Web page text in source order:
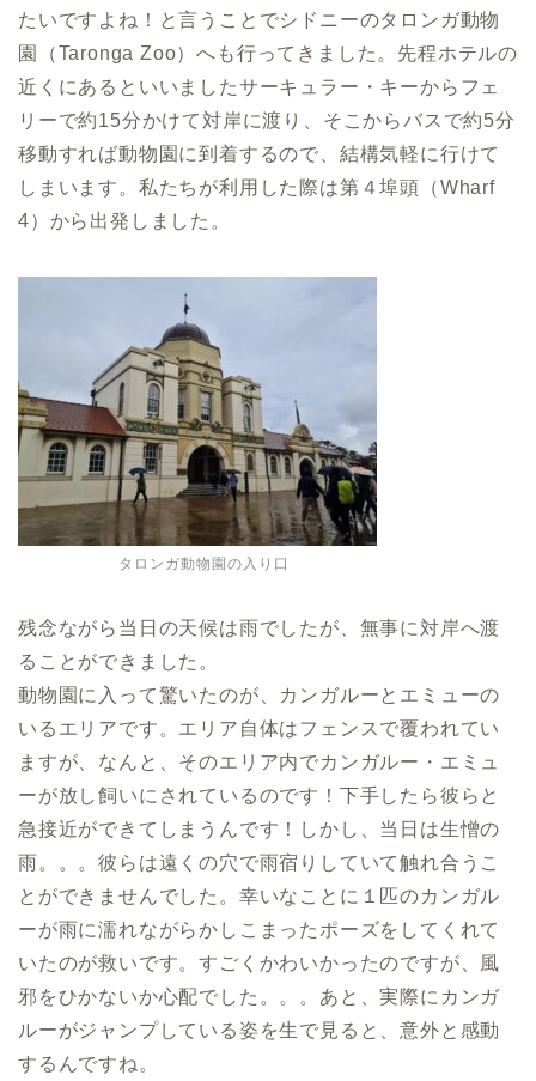
たいですよね！と言うことでシドニーのタロンガ動物
園（Taronga Zoo）へも行ってきました。先程ホテルの
近くにあるといいましたサーキュラー・キーからフェ
リーで約15分かけて対岸に渡り、そこからバスで約5分
移動すれば動物園に到着するので、結構気軽に行けて
しまいます。私たちが利用した際は第４埠頭（Wharf
4）から出発しました。
タロンガ動物園の入り口
残念ながら当日の天候は雨でしたが、無事に対岸へ渡
ることができました。
動物園に入って驚いたのが、カンガルーとエミューの
いるエリアです。エリア自体はフェンスで覆われてい
ますが、なんと、そのエリア内でカンガルー・エミュ
ーが放し飼いにされているのです！下手したら彼らと
急接近ができてしまうんです！しかし、当日は生憎の
雨。。。彼らは遠くの穴で雨宿りしていて触れ合うこ
とができませんでした。幸いなことに１匹のカンガル
ーが雨に濡れながらかしこまったポーズをしてくれて
いたのが救いです。すごくかわいかったのですが、風
邪をひかないか心配でした。。。あと、実際にカンガ
ルーがジャンプしている姿を生で見ると、意外と感動
するんですね。